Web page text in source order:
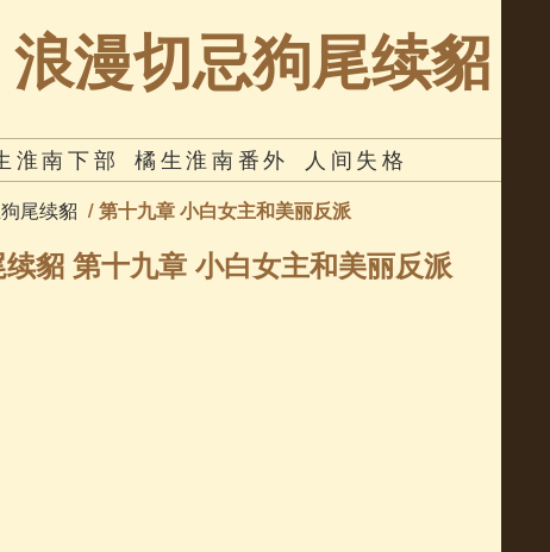
漫切忌狗尾续貂
淮南下部 橘生淮南番外 人间失格
尾续貂 第十九章 小白女主和美丽反派
貂 第十九章 小白女主和美丽反派